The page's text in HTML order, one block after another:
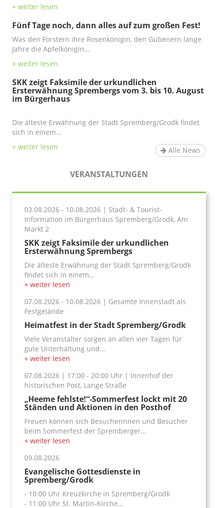
+ weiter lesen
Fünf Tage noch, dann alles auf zum großen Fest!
Was den Forstern ihre Rosenkönigin, den Gubenern lange
Jahre die Apfelkönigin…
+ weiter lesen
SKK zeigt Faksimile der urkundlichen
Ersterwähnung Sprembergs vom 3. bis 10. August
im Bürgerhaus
Die älteste Erwähnung der Stadt Spremberg/Grodk findet
sich in einem…
+ weiter lesen
Alle News
VERANSTALTUNGEN
03.08.2026 - 10.08.2026 | Stadt- & Tourist-
Information im Bürgerhaus Spremberg/Grodk, Am
Markt 2
SKK zeigt Faksimile der urkundlichen
Ersterwähnung Sprembergs
Die älteste Erwähnung der Stadt Spremberg/Grodk
findet sich in einem…
+ weiter lesen
07.08.2026 - 10.08.2026 | Gesamte Innenstadt als
Festgelände
Heimatfest in der Stadt Spremberg/Grodk
Viele Veranstalter sorgen an allen vier Tagen für
gute Unterhaltung und…
+ weiter lesen
07.08.2026 | 17:00 - 20:00 Uhr | Innenhof der
historischen Post, Lange Straße
„Heeme fehlste!“-Sommerfest lockt mit 20
Ständen und Aktionen in den Posthof
Freuen können sich Besucherinnen und Besucher
beim Sommerfest der Spremberger…
+ weiter lesen
09.08.2026
Evangelische Gottesdienste in
Spremberg/Grodk
- 10:00 Uhr Kreuzkirche in Spremberg/Grodk
- 11:00 Uhr St. Martin-Kirche…